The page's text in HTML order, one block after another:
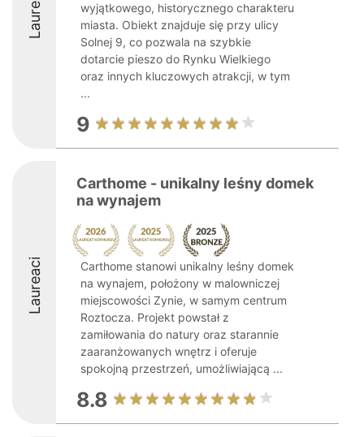
wyjątkowego, historycznego charakteru
miasta. Obiekt znajduje się przy ulicy
Solnej 9, co pozwala na szybkie
dotarcie pieszo do Rynku Wielkiego
oraz innych kluczowych atrakcji, w tym
...
9
Laureaci
Carthome - unikalny leśny domek
na wynajem
Carthome stanowi unikalny leśny domek
na wynajem, położony w malowniczej
miejscowości Zynie, w samym centrum
Roztocza. Projekt powstał z
zamiłowania do natury oraz starannie
zaaranżowanych wnętrz i oferuje
spokojną przestrzeń, umożliwiającą ...
8.8